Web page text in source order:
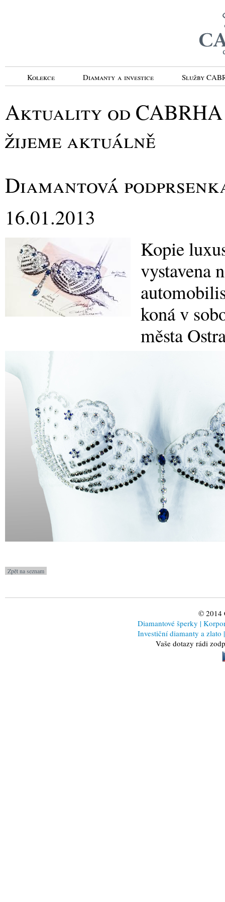
Kolekce Diamanty a investice Služby
Aktuality od CABRHA
žijeme aktuálně
Diamantová
16.01.2013
Kopie
vystavena
koná v
města
© 2014
Diamantové šperky |
Investiční diamanty a zlato |
Vaše dotazy rádi